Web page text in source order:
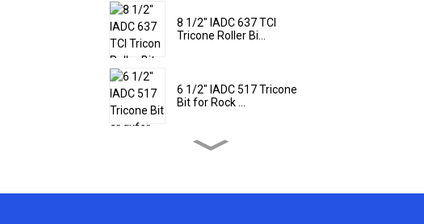
8 1/2" IADC 637 TCI
Tricone Roller Bi...
6 1/2" IADC 517 Tricone
Bit for Rock ...